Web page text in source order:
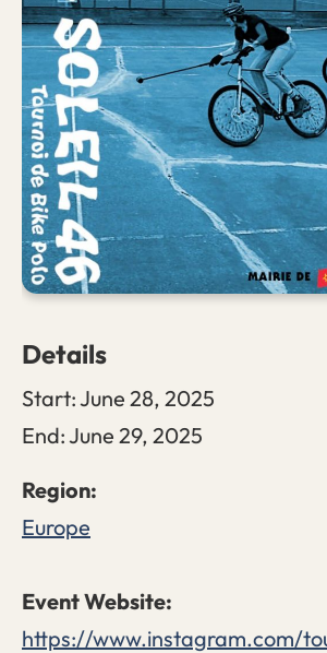
Details
Start:June 28, 2025
End:June 29, 2025
Europe
https://www.instagram.com/